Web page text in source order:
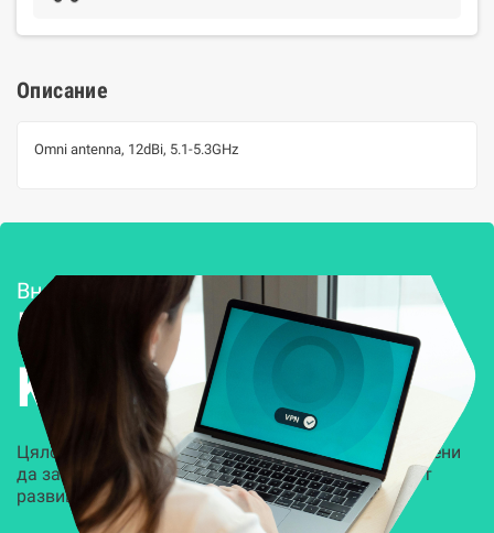
Описание
Omni antenna, 12dBi, 5.1-5.3GHz
Внедряване и поддръжка
Решения за
Kиберсигурност
Цялостни, задвижвани от AI решения, предназначени
да защитят всеки слой на вашата организация от
развиващите се киберзаплахи.